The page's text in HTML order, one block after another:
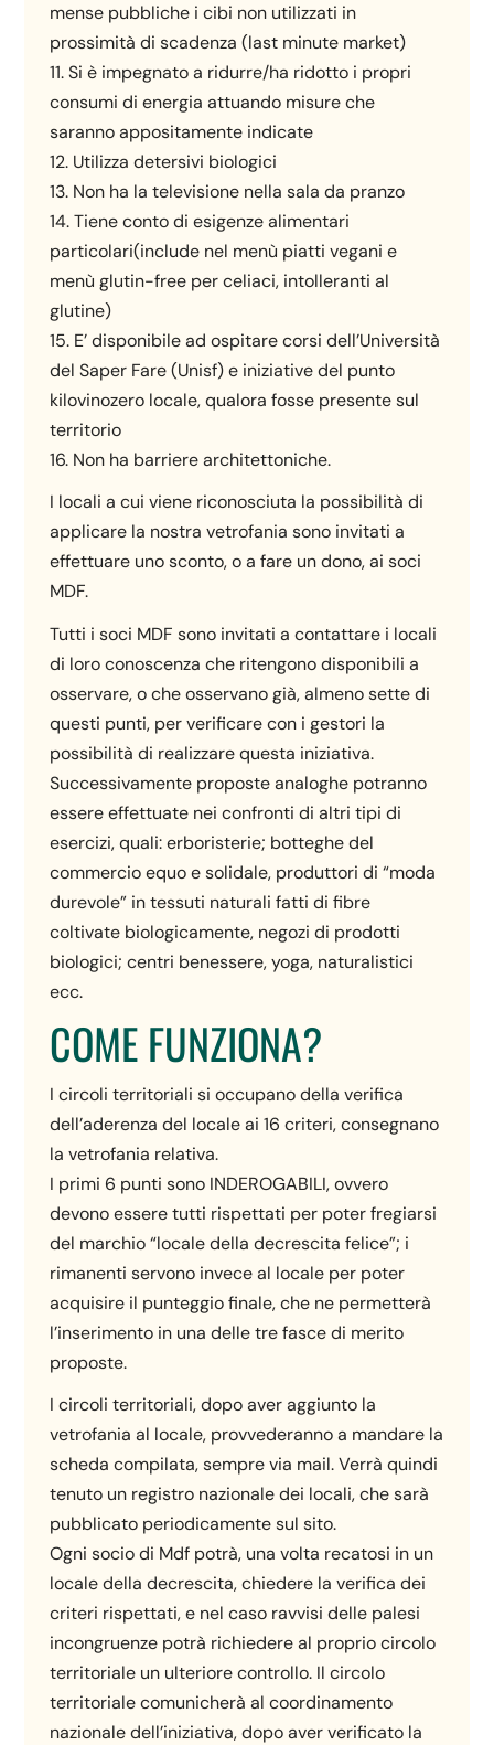
mense pubbliche i cibi non utilizzati in
prossimità di scadenza (last minute market)
11. Si è impegnato a ridurre/ha ridotto i propri
consumi di energia attuando misure che
saranno appositamente indicate
12. Utilizza detersivi biologici
13. Non ha la televisione nella sala da pranzo
14. Tiene conto di esigenze alimentari
particolari(include nel menù piatti vegani e
menù glutin-free per celiaci, intolleranti al
glutine)
15. E’ disponibile ad ospitare corsi dell’Università
del Saper Fare (Unisf) e iniziative del punto
kilovinozero locale, qualora fosse presente sul
territorio
16. Non ha barriere architettoniche.
I locali a cui viene riconosciuta la possibilità di
applicare la nostra vetrofania sono invitati a
effettuare uno sconto, o a fare un dono, ai soci
MDF.
Tutti i soci MDF sono invitati a contattare i locali
di loro conoscenza che ritengono disponibili a
osservare, o che osservano già, almeno sette di
questi punti, per verificare con i gestori la
possibilità di realizzare questa iniziativa.
Successivamente proposte analoghe potranno
essere effettuate nei confronti di altri tipi di
esercizi, quali: erboristerie; botteghe del
commercio equo e solidale, produttori di “moda
durevole” in tessuti naturali fatti di fibre
coltivate biologicamente, negozi di prodotti
biologici; centri benessere, yoga, naturalistici
ecc.
COME FUNZIONA?
I circoli territoriali si occupano della verifica
dell’aderenza del locale ai 16 criteri, consegnano
la vetrofania relativa.
I primi 6 punti sono INDEROGABILI, ovvero
devono essere tutti rispettati per poter fregiarsi
del marchio “locale della decrescita felice”; i
rimanenti servono invece al locale per poter
acquisire il punteggio finale, che ne permetterà
l’inserimento in una delle tre fasce di merito
proposte.
I circoli territoriali, dopo aver aggiunto la
vetrofania al locale, provvederanno a mandare la
scheda compilata, sempre via mail. Verrà quindi
tenuto un registro nazionale dei locali, che sarà
pubblicato periodicamente sul sito.
Ogni socio di Mdf potrà, una volta recatosi in un
locale della decrescita, chiedere la verifica dei
criteri rispettati, e nel caso ravvisi delle palesi
incongruenze potrà richiedere al proprio circolo
territoriale un ulteriore controllo. Il circolo
territoriale comunicherà al coordinamento
nazionale dell’iniziativa, dopo aver verificato la